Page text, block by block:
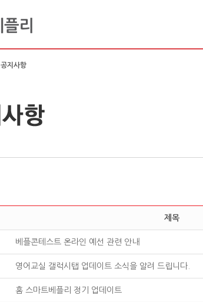
공지사항
제목
베플콘테스트 온라인 예선 관련 안내
영어교실 갤럭시탭 업데이트 소식을 알려 드립니다.
홈 스마트베플리 정기 업데이트